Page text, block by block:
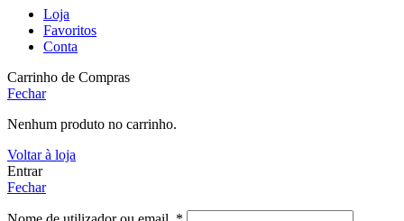
Loja
Favoritos
Conta
Carrinho de Compras
Fechar
Nenhum produto no carrinho.
Voltar à loja
Entrar
Fechar